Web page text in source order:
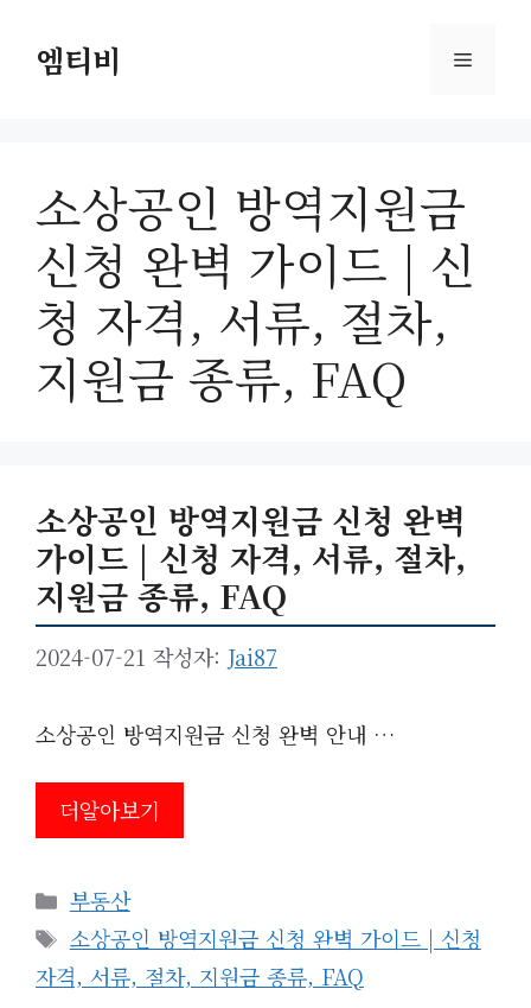
엠티비 메
소상공인 방역지원금
신청 완벽 가이드 | 신
청 자격, 서류, 절차,
지원금 종류, FAQ
소상공인 방역지원금 신청 완벽
가이드 | 신청 자격, 서류, 절차,
지원금 종류, FAQ
2024-07-21 작성자: Jai87
소상공인 방역지원금 신청 완벽 안내 …
더알아보기
카
테
고
리
부동산
태
그
소상공인 방역지원금 신청 완벽 가이드 | 신청
자격, 서류, 절차, 지원금 종류, FAQ